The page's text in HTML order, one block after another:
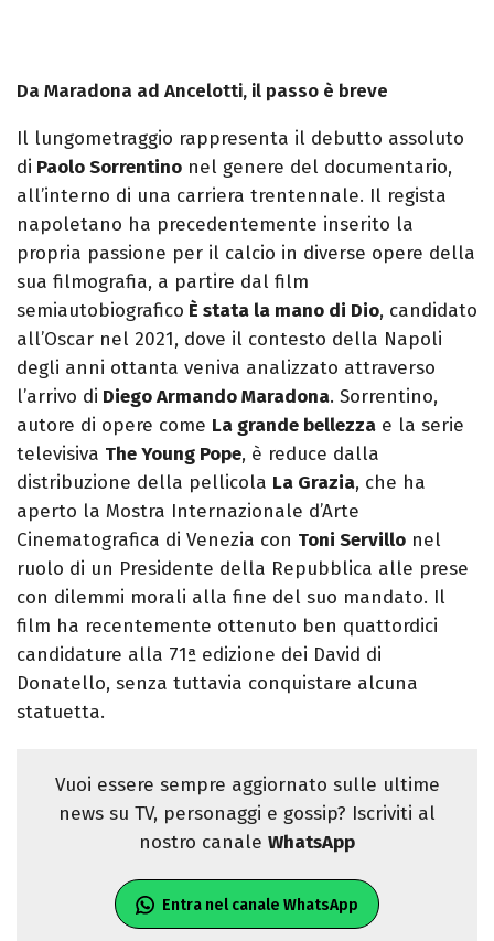
Da Maradona ad Ancelotti, il passo è breve
Il lungometraggio rappresenta il debutto assoluto
di Paolo Sorrentino nel genere del documentario,
all’interno di una carriera trentennale. Il regista
napoletano ha precedentemente inserito la
propria passione per il calcio in diverse opere della
sua filmografia, a partire dal film
semiautobiografico È stata la mano di Dio, candidato
all’Oscar nel 2021, dove il contesto della Napoli
degli anni ottanta veniva analizzato attraverso
l’arrivo di Diego Armando Maradona. Sorrentino,
autore di opere come La grande bellezza e la serie
televisiva The Young Pope, è reduce dalla
distribuzione della pellicola La Grazia, che ha
aperto la Mostra Internazionale d’Arte
Cinematografica di Venezia con Toni Servillo nel
ruolo di un Presidente della Repubblica alle prese
con dilemmi morali alla fine del suo mandato. Il
film ha recentemente ottenuto ben quattordici
candidature alla 71ª edizione dei David di
Donatello, senza tuttavia conquistare alcuna
statuetta.
Vuoi essere sempre aggiornato sulle ultime
news su TV, personaggi e gossip? Iscriviti al
nostro canale WhatsApp
Entra nel canale WhatsApp